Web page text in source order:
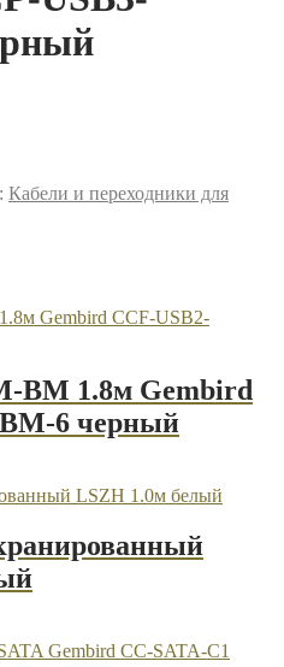
Кабели и переходники для
BM 1.8м Gembird
6 черный